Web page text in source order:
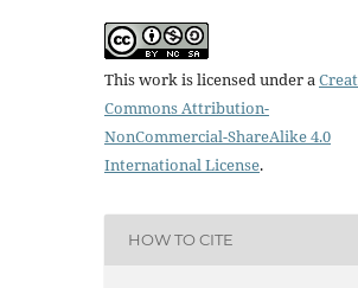
This work is licensed under a
Commons Attribution-
NonCommercial-ShareAlike 4.0
International License.
HOW TO CITE